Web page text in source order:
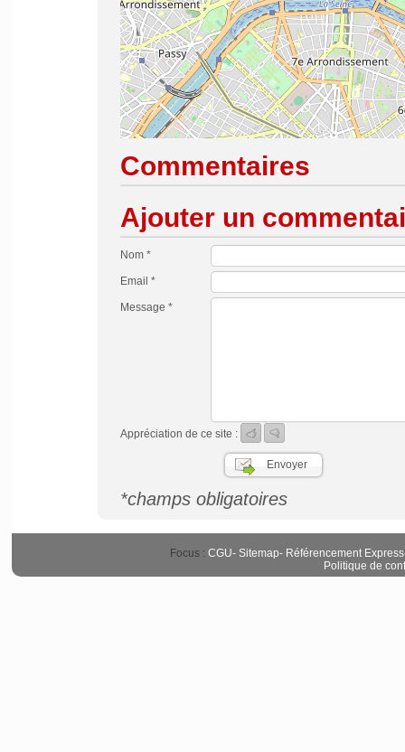
Commentaires
Ajouter un
Nom *
Email *
Message *
Appréciation de ce site :
*champs obligatoires
Focus : CGU- Sitemap- Référencement Express
Politique de